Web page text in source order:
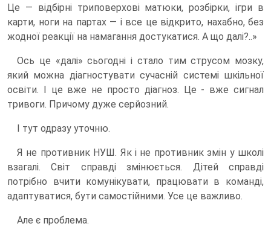
Це — відбірні триповерхові матюки, розбірки, ігри в
карти, ноги на партах — і все це відкрито, нахабно, без
жодної реакції на намагання достукатися. А що далі?..»
Ось це «далі» сьогодні і стало тим струсом мозку,
який можна діагностувати сучасній системі шкільної
освіти. І це вже не просто діагноз. Це - вже сигнал
тривоги. Причому дуже серйозний.
І тут одразу уточню.
Я не противник НУШ. Як і не противник змін у школі
взагалі. Світ справді змінюється. Дітей справді
потрібно вчити комунікувати, працювати в команді,
адаптуватися, бути самостійними. Усе це важливо.
Але є проблема.